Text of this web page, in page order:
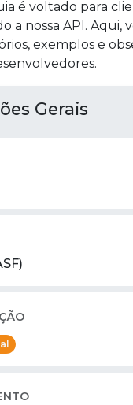
é voltado para
a nossa API. Aqui,
exemplos e
Gerais